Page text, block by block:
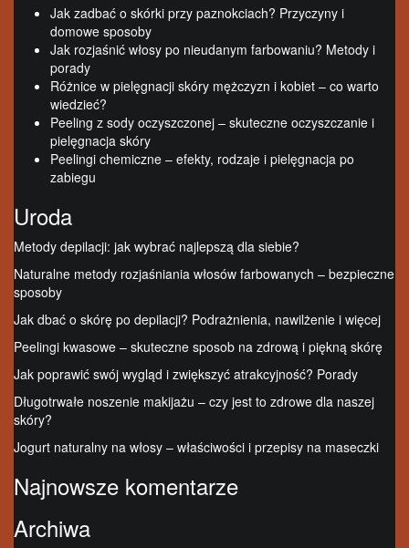
Jak zadbać o skórki przy paznokciach? Przyczyny i
domowe sposoby
Jak rozjaśnić włosy po nieudanym farbowaniu? Metody i
porady
Różnice w pielęgnacji skóry mężczyzn i kobiet – co warto
wiedzieć?
Peeling z sody oczyszczonej – skuteczne oczyszczanie i
pielęgnacja skóry
Peelingi chemiczne – efekty, rodzaje i pielęgnacja po
zabiegu
Uroda
Metody depilacji: jak wybrać najlepszą dla siebie?
Naturalne metody rozjaśniania włosów farbowanych – bezpieczne
sposoby
Jak dbać o skórę po depilacji? Podrażnienia, nawilżenie i więcej
Peelingi kwasowe – skuteczne sposob na zdrową i piękną skórę
Jak poprawić swój wygląd i zwiększyć atrakcyjność? Porady
Długotrwałe noszenie makijażu – czy jest to zdrowe dla naszej
skóry?
Jogurt naturalny na włosy – właściwości i przepisy na maseczki
Najnowsze komentarze
Archiwa